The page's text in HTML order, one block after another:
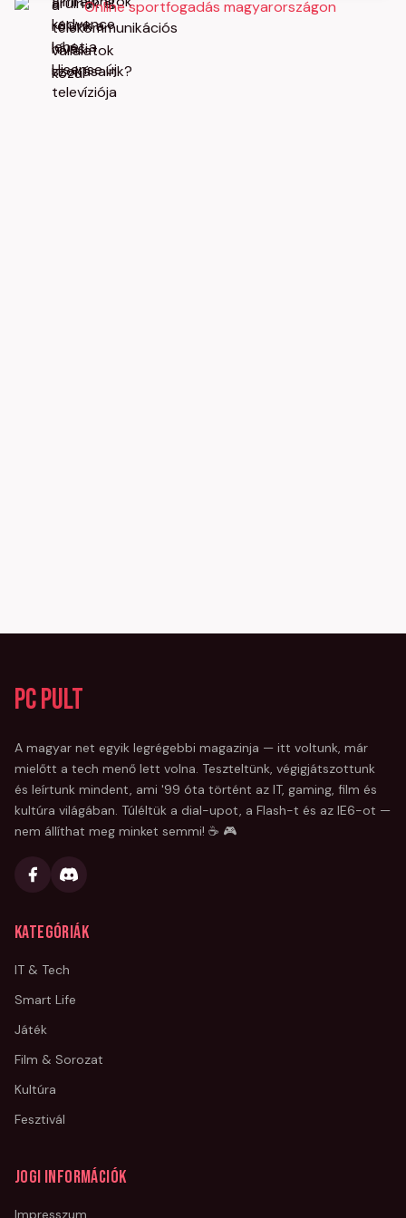
PC Pult
A magyar net egyik legrégebbi magazinja — itt voltunk, már
mielőtt a tech menő lett volna. Teszteltünk, végigjátszottunk
és leírtunk mindent, ami '99 óta történt az IT, gaming, film és
kultúra világában. Túléltük a dial-upot, a Flash-t és az IE6-ot —
nem állíthat meg minket semmi! ☕ 🎮
Kategóriák
IT & Tech
Smart Life
Játék
Film & Sorozat
Kultúra
Fesztivál
Jogi információk
Impresszum